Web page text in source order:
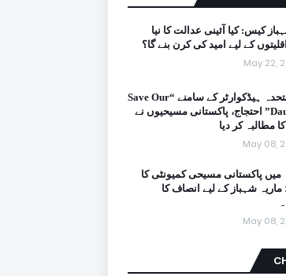
کیس: کیا آئینی عدالت کا نیا
کے لیے امید کی کرن بنے گا؟
May 22,
اقوام متحدہ ہیڈکوارٹر کے سامنے “Save Our
Daughters” احتجاج، پاکستانی مسیحیوں نے
مطالبہ کر دیا
May 08,
میں پاکستانی مسیحی کمیونٹی کا
ماریہ شہباز کے لیے انصاف کا
May 08,